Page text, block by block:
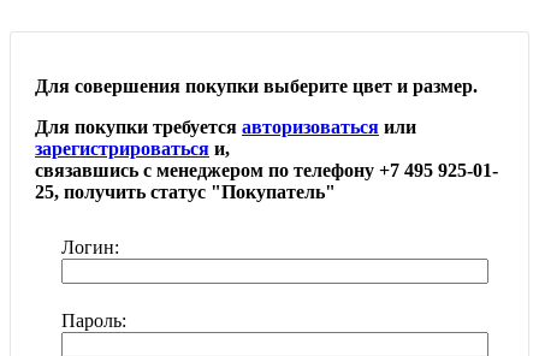
Для совершения покупки выберите цвет и размер.
Для покупки требуется авторизоваться или
зарегистрироваться и,
связавшись с менеджером по телефону +7 495 925-01-
25, получить статус "Покупатель"
Логин:
Пароль: